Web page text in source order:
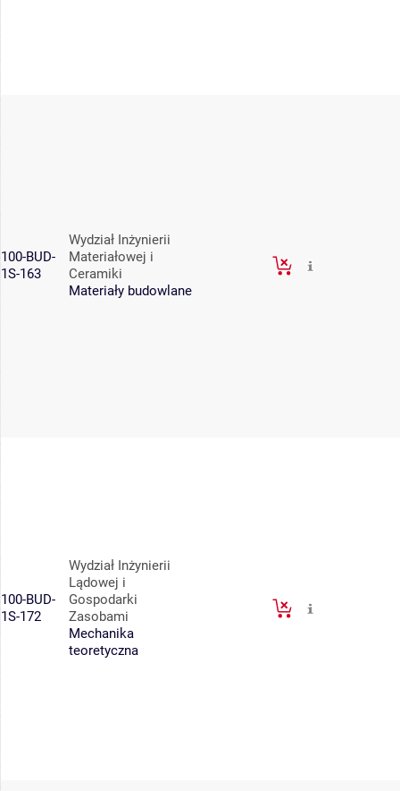
100-BUD-
1S-163
Wydział Inżynierii
Materiałowej i
Ceramiki
Materiały budowlane
100-BUD-
1S-172
Wydział Inżynierii
Lądowej i
Gospodarki
Zasobami
Mechanika
teoretyczna